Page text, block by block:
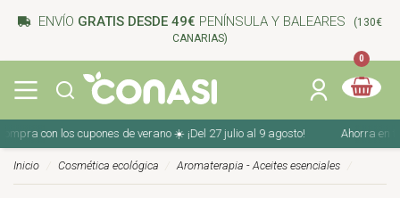
ENVÍO GRATIS DESDE 49€ PENÍNSULA Y BALEARES
(130€
CANARIAS)
0
con los cupones de verano ☀️ ¡Del 27 julio al 9 agosto! Ahorra en tu
Inicio Cosmética ecológica Aromaterapia - Aceites esenciales